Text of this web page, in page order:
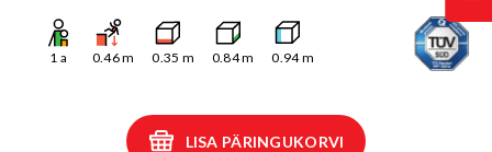
1 a 0.46m 0.35 m 0.84m 0.94m
LISA PÄRINGUKORVI